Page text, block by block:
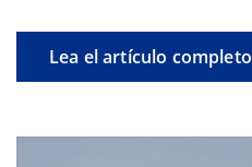
Lea el artículo completo